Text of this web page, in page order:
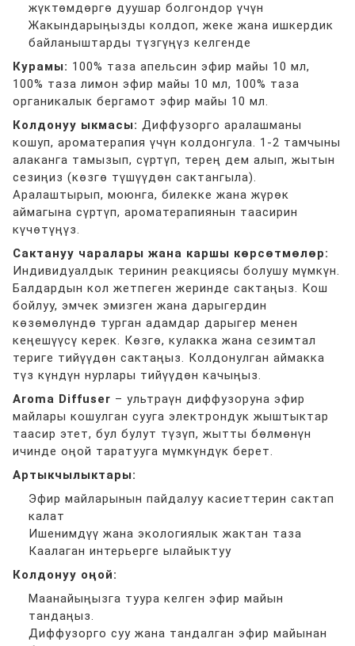
жүктөмдөргө дуушар болгондор үчүн
Жакындарыңызды колдоп, жеке жана ишкердик
байланыштарды түзгүңүз келгенде
Курамы: 100% таза апельсин эфир майы 10 мл,
100% таза лимон эфир майы 10 мл, 100% таза
органикалык бергамот эфир майы 10 мл.
Колдонуу ыкмасы: Диффузорго аралашманы
кошуп, ароматерапия үчүн колдонгула. 1-2 тамчыны
алаканга тамызып, сүртүп, терең дем алып, жытын
сезиңиз (көзгө түшүүдөн сактангыла).
Аралаштырып, моюнга, билекке жана жүрөк
аймагына сүртүп, ароматерапиянын таасирин
күчөтүңүз.
Сактануу чаралары жана каршы көрсөтмөлөр:
Индивидуалдык теринин реакциясы болушу мүмкүн.
Балдардын кол жетпеген жеринде сактаңыз. Кош
бойлуу, эмчек эмизген жана дарыгердин
көзөмөлүндө турган адамдар дарыгер менен
кеңешүүсү керек. Көзгө, кулакка жана сезимтал
териге тийүүдөн сактаңыз. Колдонулган аймакка
түз күндүн нурлары тийүүдөн качыңыз.
Aroma Diffuser – ультраүн диффузоруна эфир
майлары кошулган сууга электрондук жыштыктар
таасир этет, бул булут түзүп, жытты бөлмөнүн
ичинде оңой таратууга мүмкүндүк берет.
Артыкчылыктары:
Эфир майларынын пайдалуу касиеттерин сактап
калат
Ишенимдүү жана экологиялык жактан таза
Каалаган интерьерге ылайыктуу
Колдонуу оңой:
Маанайыңызга туура келген эфир майын
тандаңыз.
Диффузорго суу жана тандалган эфир майынан